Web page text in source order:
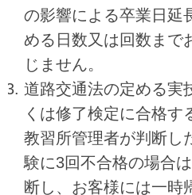
の影響による卒業日延
める日数又は回数まで
じません。
道路交通法の定める実
くは修了検定に合格す
教習所管理者が判断し
験に3回不合格の場合
断し、お客様には一時